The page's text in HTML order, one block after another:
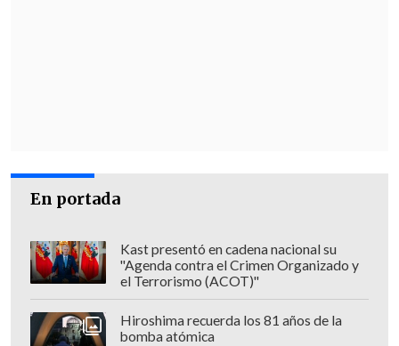
En portada
Kast presentó en cadena nacional su
"Agenda contra el Crimen Organizado y
el Terrorismo (ACOT)"
Hiroshima recuerda los 81 años de la
bomba atómica